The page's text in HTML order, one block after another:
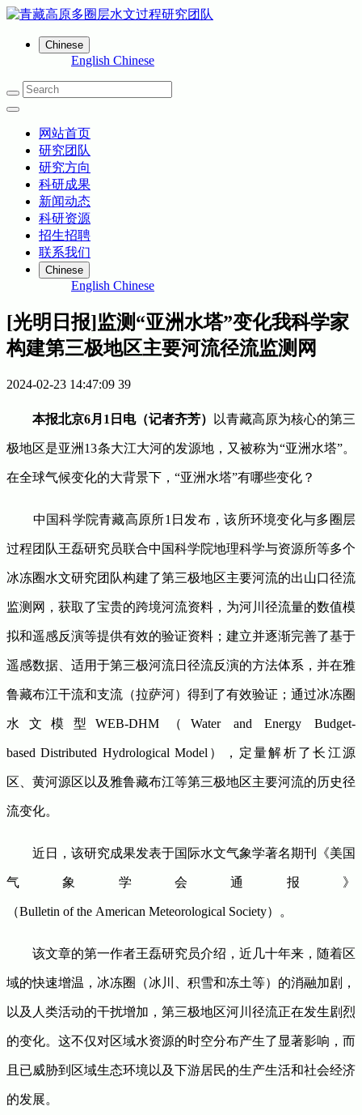
Chinese
English Chinese
网站首页
研究团队
研究方向
科研成果
新闻动态
科研资源
招生招聘
联系我们
Chinese
English Chinese
[光明日报]监测“亚洲水塔”变化我科学家
构建第三极地区主要河流径流监测网
2024-02-23 14:47:09 39
本报北京6月1日电（记者齐芳） 以青藏高原为核心的第三
极地区是亚洲13条大江大河的发源地，又被称为“亚洲水塔”。
在全球气候变化的大背景下，“亚洲水塔”有哪些变化？
中国科学院青藏高原所1日发布，该所环境变化与多圈层
过程团队王磊研究员联合中国科学院地理科学与资源所等多个
冰冻圈水文研究团队构建了第三极地区主要河流的出山口径流
监测网，获取了宝贵的跨境河流资料，为河川径流量的数值模
拟和遥感反演等提供有效的验证资料；建立并逐渐完善了基于
遥感数据、适用于第三极河流日径流反演的方法体系，并在雅
鲁藏布江干流和支流（拉萨河）得到了有效验证；通过冰冻圈
水文模型WEB-DHM（Water and Energy Budget-
based Distributed Hydrological Model），定量解析了长江源
区、黄河源区以及雅鲁藏布江等第三极地区主要河流的历史径
流变化。
近日，该研究成果发表于国际水文气象学著名期刊《美国
气象学会通报》
（Bulletin of the American Meteorological Society）。
该文章的第一作者王磊研究员介绍，近几十年来，随着区
域的快速增温，冰冻圈（冰川、积雪和冻土等）的消融加剧，
以及人类活动的干扰增加，第三极地区河川径流正在发生剧烈
的变化。这不仅对区域水资源的时空分布产生了显著影响，而
且已威胁到区域生态环境以及下游居民的生产生活和社会经济
的发展。